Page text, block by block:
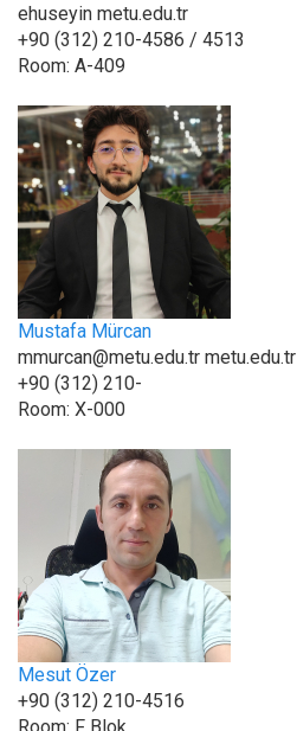
ehuseyin metu.edu.tr
+90 (312) 210-4586 / 4513
Room: A-409
Mustafa Mürcan
mmurcan@metu.edu.tr metu.edu.tr
+90 (312) 210-
Room: X-000
Mesut Özer
+90 (312) 210-4516